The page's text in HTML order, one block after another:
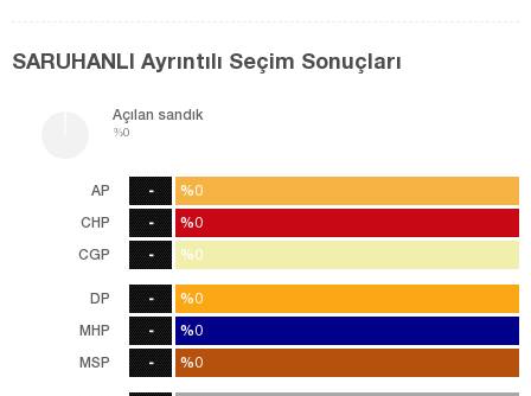
SARUHANLI Ayrıntılı Seçim Sonuçları
Açılan sandık
%0
AP
CHP
CGP
-
-
-
%0
%0
%0
%0
%0
%0
DP
MHP
MSP
-
-
-
%0
%0
%0
%0
%0
%0